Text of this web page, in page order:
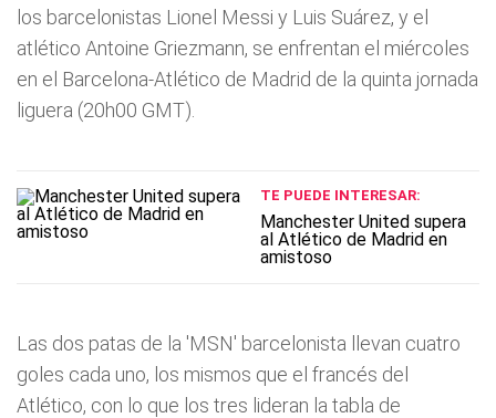
los barcelonistas Lionel Messi y Luis Suárez, y el
atlético Antoine Griezmann, se enfrentan el miércoles
en el Barcelona-Atlético de Madrid de la quinta jornada
liguera (20h00 GMT).
TE PUEDE INTERESAR:
Manchester United supera
al Atlético de Madrid en
amistoso
Las dos patas de la 'MSN' barcelonista llevan cuatro
goles cada uno, los mismos que el francés del
Atlético, con lo que los tres lideran la tabla de